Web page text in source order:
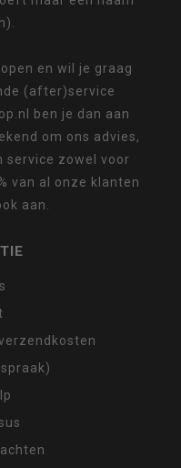
en wil je graag
(after)service
ben je dan aan
om ons advies,
service zowel voor
van al onze klanten
aan.